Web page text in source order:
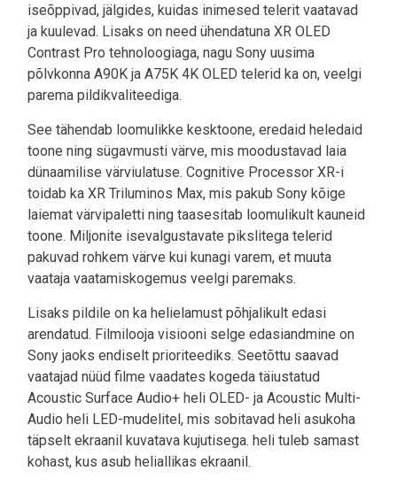
iseõppivad, jälgides, kuidas inimesed telerit vaatavad
ja kuulevad. Lisaks on need ühendatuna XR OLED
Contrast Pro tehnoloogiaga, nagu Sony uusima
põlvkonna A90K ja A75K 4K OLED telerid ka on, veelgi
parema pildikvaliteediga.
See tähendab loomulikke kesktoone, eredaid heledaid
toone ning sügavmusti värve, mis moodustavad laia
dünaamilise värviulatuse. Cognitive Processor XR-i
toidab ka XR Triluminos Max, mis pakub Sony kõige
laiemat värvipaletti ning taasesitab loomulikult kauneid
toone. Miljonite isevalgustavate pikslitega telerid
pakuvad rohkem värve kui kunagi varem, et muuta
vaataja vaatamiskogemus veelgi paremaks.
Lisaks pildile on ka helielamust põhjalikult edasi
arendatud. Filmilooja visiooni selge edasiandmine on
Sony jaoks endiselt prioriteediks. Seetõttu saavad
vaatajad nüüd filme vaadates kogeda täiustatud
Acoustic Surface Audio+ heli OLED- ja Acoustic Multi-
Audio heli LED-mudelitel, mis sobitavad heli asukoha
täpselt ekraanil kuvatava kujutisega. heli tuleb samast
kohast, kus asub heliallikas ekraanil.